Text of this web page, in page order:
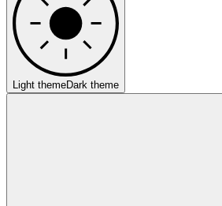
Light themeDark theme